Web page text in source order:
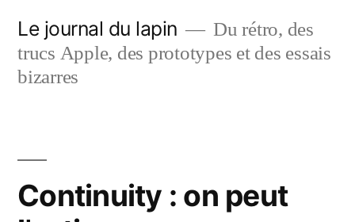
contenu
Le journal du lapin
Du rétro, des
trucs Apple, des prototypes et des essais
bizarres
Continuity : on peut